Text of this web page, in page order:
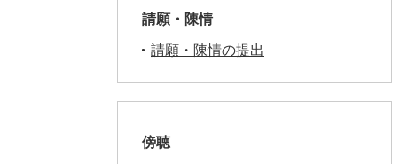
請願・陳情
請願・陳情の提出
傍聴